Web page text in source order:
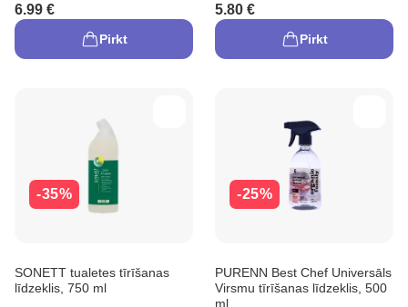
6.99 €
Pirkt
5.80 €
Pirkt
-35%
SONETT tualetes tīrīšanas
līdzeklis, 750 ml
-25%
PURENN Best Chef Universāls
Virsmu tīrīšanas līdzeklis, 500
ml